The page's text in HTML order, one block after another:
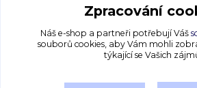
emscreations.cz@gmail.com
Zpracování
Náš e-shop a partneři potřebují Váš
souborů cookies, aby Vám mohli
týkající se Vašich